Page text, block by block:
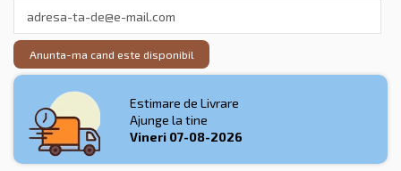
Anunta-ma cand este disponibil
Estimare de Livrare
Ajunge la tine
Vineri 07-08-2026